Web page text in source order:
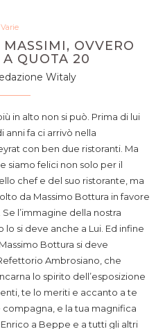
Varie
OVVERO
QUOTA 20
Witaly
in alto non si può. Prima di lui
anni fa ci arrivò nella
con ben due ristoranti. Ma
siamo felici non solo per il
chef e del suo ristorante, ma
da Massimo Bottura in favore
l’immagine della nostra
si deve anche a Lui. Ed infine
Bottura si deve
Ambrosiano, che
lo spirito dell’esposizione
te lo meriti e accanto a te
e la tua magnifica
a Beppe e a tutti gli altri